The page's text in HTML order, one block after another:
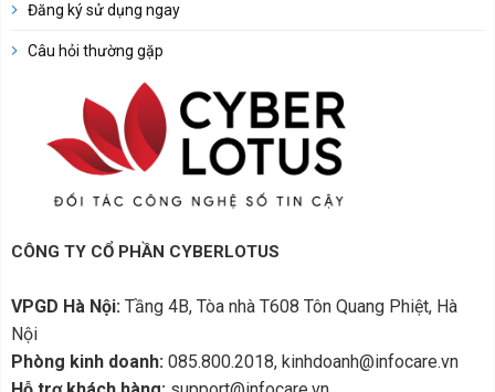
Đăng ký sử dụng ngay
Câu hỏi thường gặp
CÔNG TY CỔ PHẦN CYBERLOTUS
VPGD Hà Nội:Tầng 4B, Tòa nhà T608 Tôn Quang Phiệt, Hà
Nội
Phòng kinh doanh:085.800.2018, kinhdoanh@infocare.vn